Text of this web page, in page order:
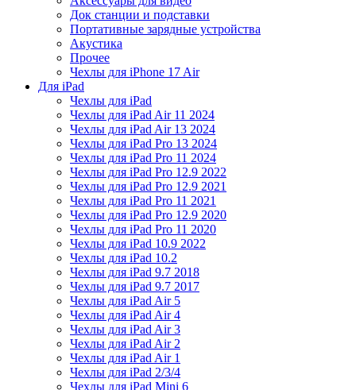
Док станции и подставки
Портативные зарядные устройства
Акустика
Прочее
Чехлы для iPhone 17 Air
Для iPad
Чехлы для iPad
Чехлы для iPad Air 11 2024
Чехлы для iPad Air 13 2024
Чехлы для iPad Pro 13 2024
Чехлы для iPad Pro 11 2024
Чехлы для iPad Pro 12.9 2022
Чехлы для iPad Pro 12.9 2021
Чехлы для iPad Pro 11 2021
Чехлы для iPad Pro 12.9 2020
Чехлы для iPad Pro 11 2020
Чехлы для iPad 10.9 2022
Чехлы для iPad 10.2
Чехлы для iPad 9.7 2018
Чехлы для iPad 9.7 2017
Чехлы для iPad Air 5
Чехлы для iPad Air 4
Чехлы для iPad Air 3
Чехлы для iPad Air 2
Чехлы для iPad Air 1
Чехлы для iPad 2/3/4
Чехлы для iPad Mini 6